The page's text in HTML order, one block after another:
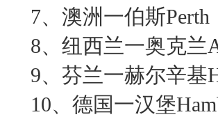
7、澳洲一伯斯Perth
8、纽西兰一奥克兰
9、芬兰一赫尔辛基
10、德国一汉堡